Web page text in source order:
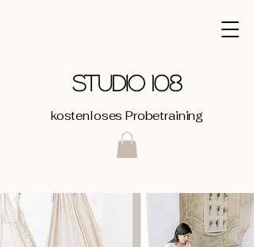
STUDIO 108
kostenloses Probetraining